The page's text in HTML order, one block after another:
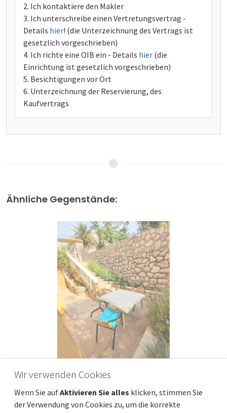
Ich kontaktiere den Makler
Ich unterschreibe einen Vertretungsvertrag -
Details hier! (die Unterzeichnung des Vertrags ist
gesetzlich vorgeschrieben)
Ich richte eine OIB ein - Details hier (die
Einrichtung ist gesetzlich vorgeschrieben)
Besichtigungen vor Ort
Unterzeichnung der Reservierung, des
Kaufvertrags
Ähnliche Gegenstände:
Zimmer-Wohnung im Erdgeschoss
Wir verwenden Cookies
Wenn Sie aufAktivieren Sie alles klicken, stimmen Sie
der Verwendung von Cookies zu, um die korrekte